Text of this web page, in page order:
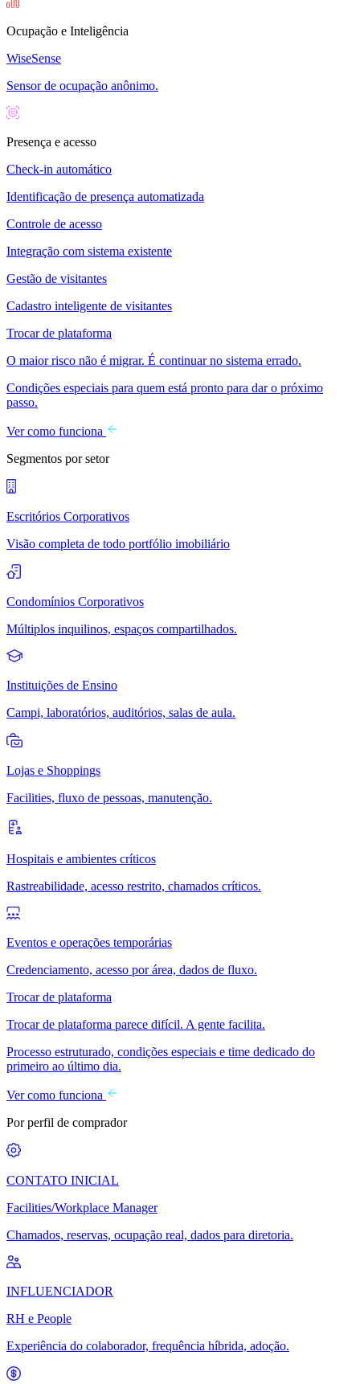
Ocupação e Inteligência
WiseSense
Sensor de ocupação anônimo.
Presença e acesso
Check-in automático
Identificação de presença automatizada
Controle de acesso
Integração com sistema existente
Gestão de visitantes
Cadastro inteligente de visitantes
Trocar de plataforma
O maior risco não é migrar. É continuar no sistema errado.
Condições especiais para quem está pronto para dar o próximo
passo.
Ver como funciona
Segmentos por setor
Escritórios Corporativos
Visão completa de todo portfólio imobiliário
Condomínios Corporativos
Múltiplos inquilinos, espaços compartilhados.
Instituições de Ensino
Campi, laboratórios, auditórios, salas de aula.
Lojas e Shoppings
Facilities, fluxo de pessoas, manutenção.
Hospitais e ambientes críticos
Rastreabilidade, acesso restrito, chamados críticos.
Eventos e operações temporárias
Credenciamento, acesso por área, dados de fluxo.
Trocar de plataforma
Trocar de plataforma parece difícil. A gente facilita.
Processo estruturado, condições especiais e time dedicado do
primeiro ao último dia.
Ver como funciona
Por perfil de comprador
CONTATO INICIAL
Facilities/Workplace Manager
Chamados, reservas, ocupação real, dados para diretoria.
INFLUENCIADOR
RH e People
Experiência do colaborador, frequência híbrida, adoção.